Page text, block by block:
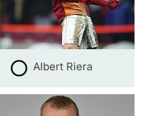
Albert Riera